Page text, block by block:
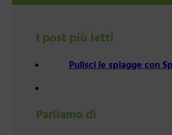
I post più letti
Pulisci le spiagge con
Parliamo di